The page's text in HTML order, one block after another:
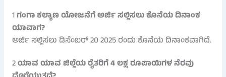
1ಗಂಗಾ ಕಲ್ಯಾಣ ಯೋಜನೆಗೆ ಅರ್ಜಿ ಸಲ್ಲಿಸಲು ಕೊನೆಯ ದಿನಾಂಕ
ಯಾವಾಗ?
ಅರ್ಜಿ ಸಲ್ಲಿಸಲು ಡಿಸೆಂಬರ್ 20 2025 ರಂದು ಕೊನೆಯ ದಿನಾಂಕವಾಗಿದೆ.
2ಯಾವ ಯಾವ ಜಿಲ್ಲೆಯ ರೈತರಿಗೆ 4 ಲಕ್ಷ ರೂಪಾಯಿಗಳ ನೆರವು